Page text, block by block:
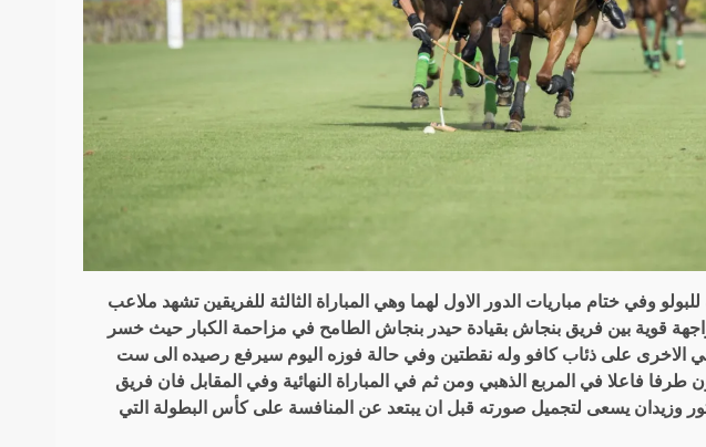
وفي ختام مباريات الدور الاول لهما وهي المباراة الثالثة للفريقين تشهد ملاعب
قوية بين فريق بنجاش بقيادة حيدر بنجاش الطامح في مزاحمة الكبار حيث خسر
في الاخرى على ذئاب كافو وله نقطتين وفي حالة فوزه اليوم سيرفع رصيده الى ست
طرفا فاعلا في المربع الذهبي ومن ثم في المباراة النهائية وفي المقابل فان فريق
وزيدان يسعى لتجميل صورته قبل ان يبتعد عن المنافسة على كأس البطولة التي